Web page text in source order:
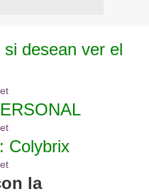
desean ver el
Colybrix
la